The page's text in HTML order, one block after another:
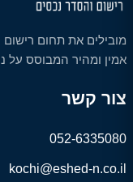
מובילים את תחום
אמין ומהיר המבוסס על
צור קשר
052-6335080
kochi@eshed-n.co.il